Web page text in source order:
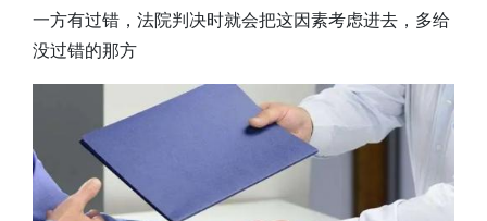
一方有过错，法院判决时就会把这因素考虑进去，多给
没过错的那方